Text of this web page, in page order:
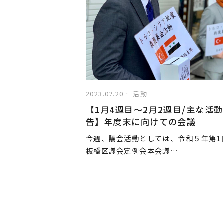
2023.02.20 活動
【1月4週目〜2月2週目/主な活
告】年度末に向けての会議
今週、議会活動としては、令和５年第1
板橋区議会定例会本会議…